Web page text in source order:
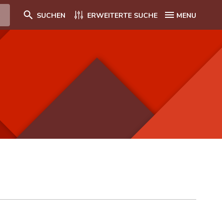
SUCHEN ERWEITERTE SUCHE MENU